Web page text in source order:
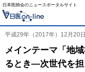
日本医師会のニュースポータルサイト
平成29年（2017年）12月20
メインテーマ「地
るとき―次世代を